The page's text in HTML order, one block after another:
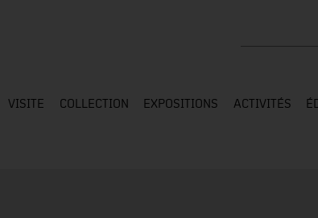
VISITE COLLECTION EXPOSITIONS ACTIVITÉS